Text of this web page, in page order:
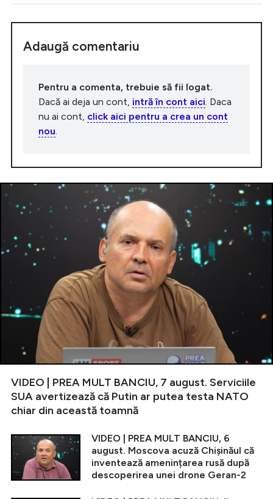
Adaugă comentariu
Pentru a comenta, trebuie să fii logat.
Dacă ai deja un cont, intră în cont aici . Daca
nu ai cont, click aici pentru a crea un cont
nou
VIDEO | PREA MULT BANCIU, 7 august. Serviciile
SUA avertizează că Putin ar putea testa NATO
chiar din această toamnă
VIDEO | PREA MULT BANCIU, 6
august. Moscova acuză Chișinăul că
inventează amenințarea rusă după
descoperirea unei drone Geran-2